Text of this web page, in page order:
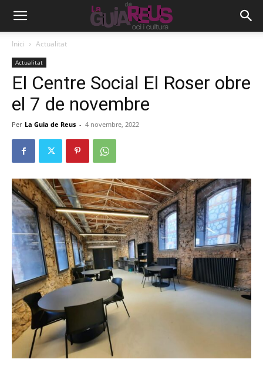
Inici Actualitat
Actualitat
El Centre Social El Roser obre
el 7 de novembre
Per La Guia de Reus - 4 novembre, 2022